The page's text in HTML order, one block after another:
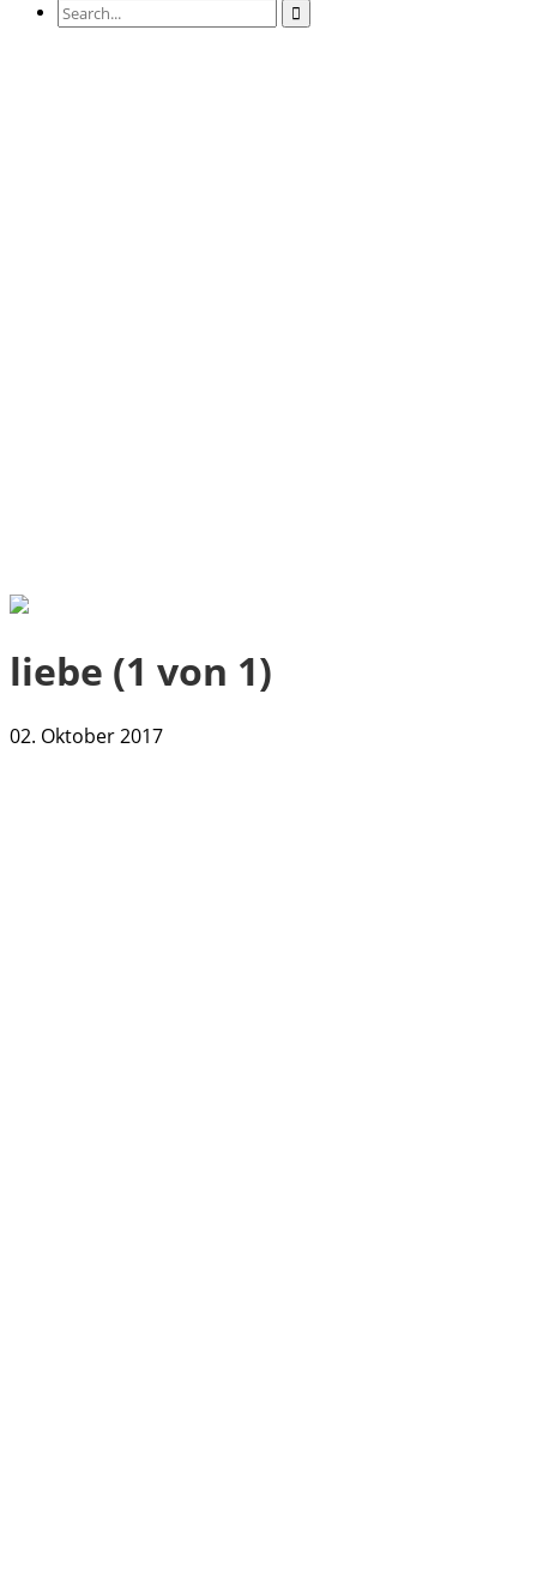
liebe (1 von 1)
02. Oktober 2017